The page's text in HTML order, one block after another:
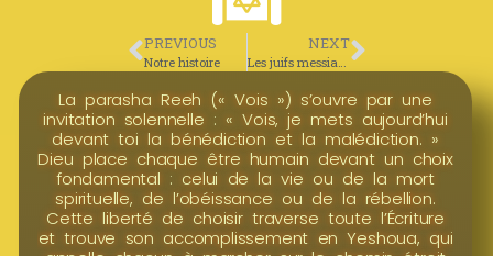
La parasha Reeh (« Vois ») s’ouvre par une
invitation solennelle : « Vois, je mets aujourd’hui
devant toi la bénédiction et la malédiction. »
Dieu place chaque être humain devant un choix
fondamental : celui de la vie ou de la mort
spirituelle, de l’obéissance ou de la rébellion.
Cette liberté de choisir traverse toute l’Écriture
et trouve son accomplissement en Yeshoua, qui
PREVIOUS
Notre histoire
NEXT